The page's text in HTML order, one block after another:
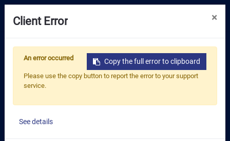
嚴選好茶
資源中心
鮮萃普洱茶
「Pressotea 普洱茶」精選高品質普洱茶，專
為快速沖泡設計，呈現普洱茶獨特而濃郁的
風味。系列產品包含經典普洱茶與玫瑰普洱
茶，後者融入玫瑰的花香增添優雅氣息。每
Client Error ×
Copy the full error to clipboard
An error occurred
Please use the copy button to report the error to your support
service.
See details